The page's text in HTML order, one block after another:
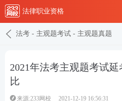
法律职业资格
法考 - 主观题考试 - 主观题真题
2021年法考主观题考试
比
来源:233网校 2021-12-19 16:56:31